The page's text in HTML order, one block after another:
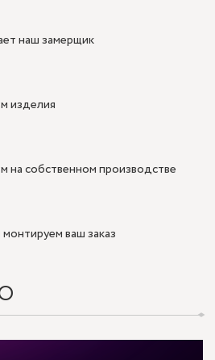
наш замерщик
изделия
на собственном производстве
ваш заказ